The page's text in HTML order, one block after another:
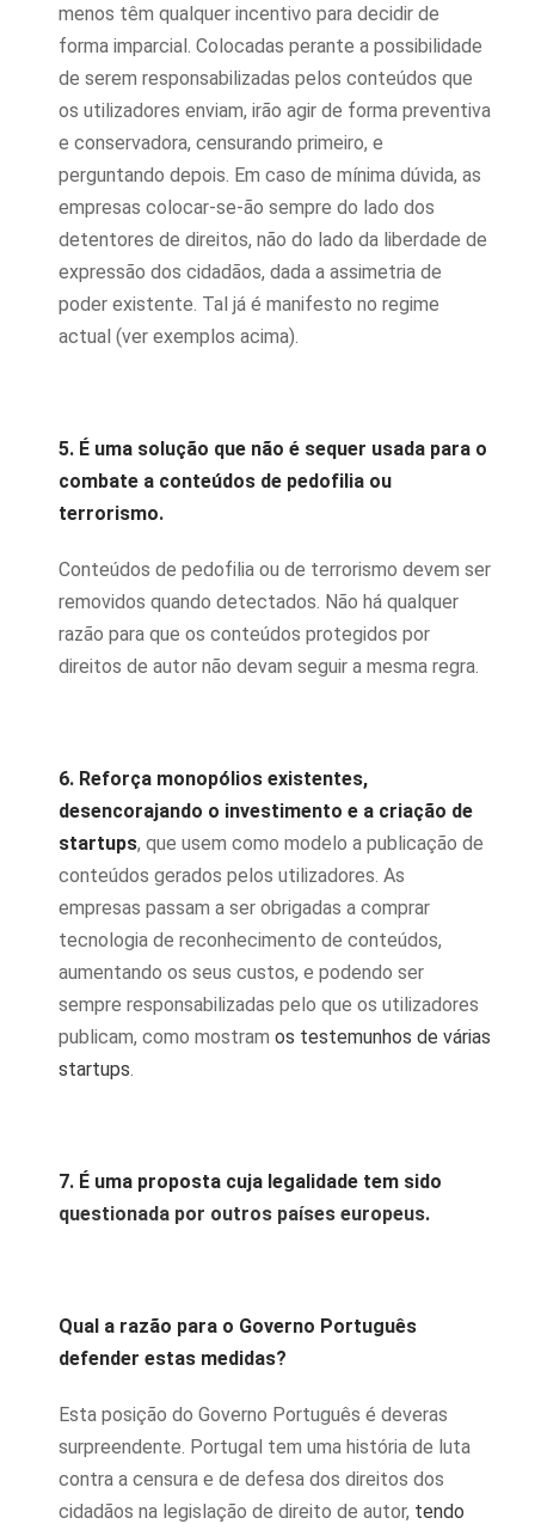
menos têm qualquer incentivo para decidir de
forma imparcial. Colocadas perante a possibilidade
de serem responsabilizadas pelos conteúdos que
os utilizadores enviam, irão agir de forma preventiva
e conservadora, censurando primeiro, e
perguntando depois. Em caso de mínima dúvida, as
empresas colocar-se-ão sempre do lado dos
detentores de direitos, não do lado da liberdade de
expressão dos cidadãos, dada a assimetria de
poder existente. Tal já é manifesto no regime
actual (ver exemplos acima).
5. É uma solução que não é sequer usada para o
combate a conteúdos de pedofilia ou
terrorismo.
Conteúdos de pedofilia ou de terrorismo devem ser
removidos quando detectados. Não há qualquer
razão para que os conteúdos protegidos por
direitos de autor não devam seguir a mesma regra.
6. Reforça monopólios existentes,
desencorajando o investimento e a criação de
startups, que usem como modelo a publicação de
conteúdos gerados pelos utilizadores. As
empresas passam a ser obrigadas a comprar
tecnologia de reconhecimento de conteúdos,
aumentando os seus custos, e podendo ser
sempre responsabilizadas pelo que os utilizadores
publicam, como mostram os testemunhos de várias
startups
7. É uma proposta cuja legalidade tem sido
questionada por outros países europeus.
Qual a razão para o Governo Português
defender estas medidas?
Esta posição do Governo Português é deveras
surpreendente. Portugal tem uma história de luta
contra a censura e de defesa dos direitos dos
cidadãos na legislação de direito de autor, tendo